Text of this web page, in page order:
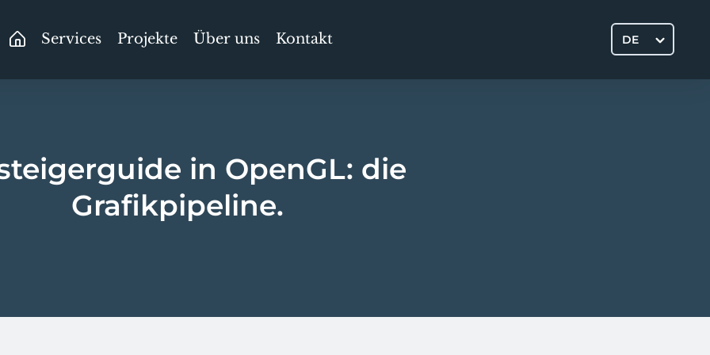
Services Projekte Über uns Kontakt DE
in OpenGL: die
Grafikpipeline.